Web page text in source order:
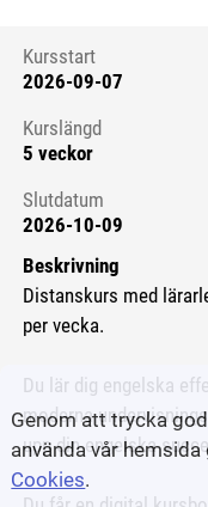
Kursstart 6154434
Kursstart
2026-09-07
Kurslängd
5 veckor
Slutdatum
2026-10-09
Beskrivning
Distanskurs med
per vecka.
Du lär dig engelska
moderna
upp din engelska
Genom att trycka
använda vår
Cookies.